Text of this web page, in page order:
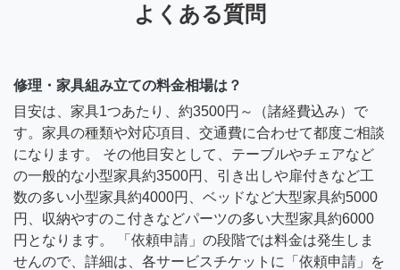
よくある質問
修理・家具組み立ての料金相場は？
目安は、家具1つあたり、約3500円～（諸経費込み）で
す。家具の種類や対応項目、交通費に合わせて都度ご相談
になります。 その他目安として、テーブルやチェアなど
の一般的な小型家具約3500円、引き出しや扉付きなど工
数の多い小型家具約4000円、ベッドなど大型家具約5000
円、収納やすのこ付きなどパーツの多い大型家具約6000
円となります。 「依頼申請」の段階では料金は発生しま
せんので、詳細は、各サービスチケットに「依頼申請」を